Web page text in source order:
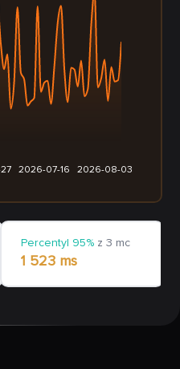
2026-07-16 2026-08-03
Percentyl 95% z 3 mc
1 523 ms